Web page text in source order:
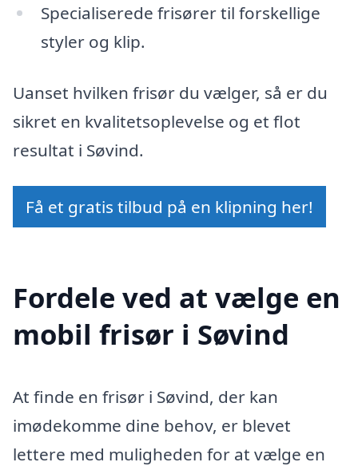
Specialiserede frisører til forskellige
styler og klip.
Uanset hvilken frisør du vælger, så er du
sikret en kvalitetsoplevelse og et flot
resultat i Søvind.
Få et gratis tilbud på en klipning her!
Fordele ved at vælge en
mobil frisør i Søvind
At finde en frisør i Søvind, der kan
imødekomme dine behov, er blevet
lettere med muligheden for at vælge en